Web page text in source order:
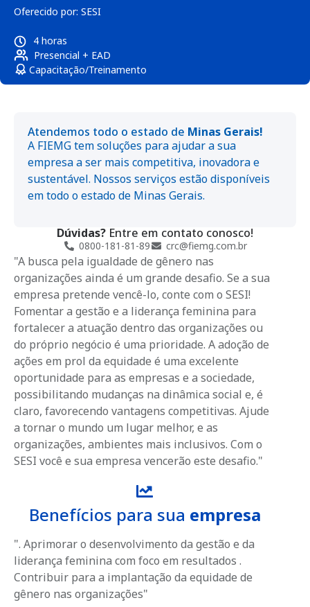
Oferecido por: SESI
4 horas
Presencial + EAD
Capacitação/Treinamento
"A busca pela igualdade de gênero nas
organizações ainda é um grande desafio. Se a sua
empresa pretende vencê-lo, conte com o SESI!
Fomentar a gestão e a liderança feminina para
fortalecer a atuação dentro das organizações ou
do próprio negócio é uma prioridade. A adoção de
ações em prol da equidade é uma excelente
oportunidade para as empresas e a sociedade,
possibilitando mudanças na dinâmica social e, é
claro, favorecendo vantagens competitivas. Ajude
a tornar o mundo um lugar melhor, e as
organizações, ambientes mais inclusivos. Com o
SESI você e sua empresa vencerão este desafio."
Benefícios para sua empresa
". Aprimorar o desenvolvimento da gestão e da
liderança feminina com foco em resultados .
Contribuir para a implantação da equidade de
gênero nas organizações"
Atendemos todo o estado de Minas Gerais!
A FIEMG tem soluções para ajudar a sua
empresa a ser mais competitiva, inovadora e
sustentável. Nossos serviços estão disponíveis
em todo o estado de Minas Gerais.
Dúvidas? Entre em contato conosco!
0800-181-81-89 crc@fiemg.com.br